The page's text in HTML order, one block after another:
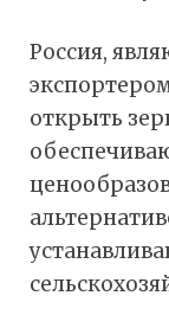
Россия,
открыть